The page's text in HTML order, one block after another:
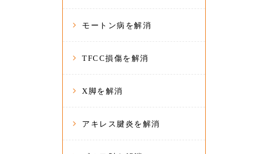
モートン病を解消
TFCC損傷を解消
X脚を解消
アキレス腱炎を解消